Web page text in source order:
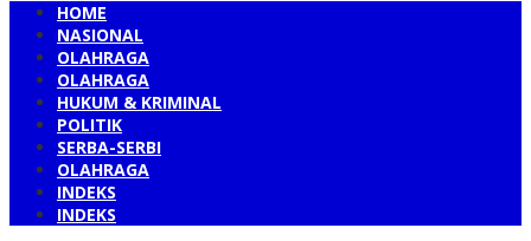
HOME
NASIONAL
OLAHRAGA
OLAHRAGA
HUKUM & KRIMINAL
POLITIK
SERBA-SERBI
OLAHRAGA
INDEKS
INDEKS